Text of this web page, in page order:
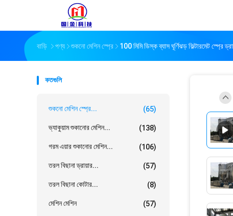
বাড়ি পণ্য শুকনো মেশিন স্প্রে 100 মিমি ডিস্ক ব্যাস ঘূর্ণিঝড় ফিল্টারমেট স্প্রে
কতগুলি
শুকনো মেশিন স্প্রে... (65)
ভ্যাকুয়াম শুকানোর মেশিন... (138)
গরম এয়ার শুকানোর মেশিন... (106)
তরল বিছানা ড্রায়ার... (57)
তরল বিছানা কোটার... (8)
মেশিন মেশিন (57)